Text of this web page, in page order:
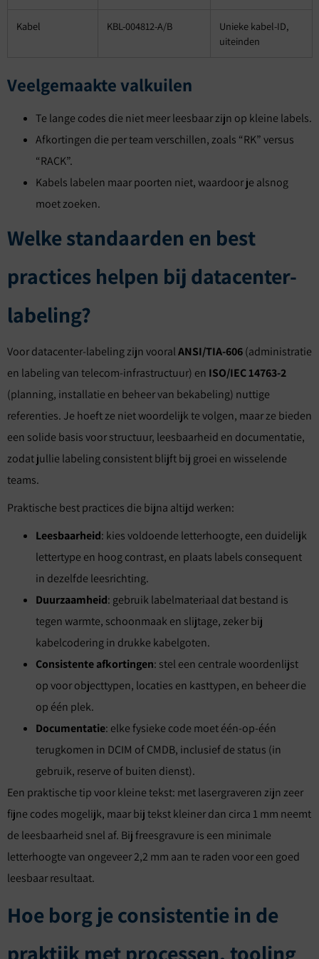
Kabel KBL-004812-A/B
Unieke kabel-ID,
uiteinden
Veelgemaakte valkuilen
Te lange codes die niet meer leesbaar zijn op kleine labels.
Afkortingen die per team verschillen, zoals “RK” versus
“RACK”.
Kabels labelen maar poorten niet, waardoor je alsnog
moet zoeken.
Welke standaarden en best
practices helpen bij datacenter-
labeling?
Voor datacenter-labeling zijn vooralANSI/TIA-606(administratie
en labeling van telecom-infrastructuur) en ISO/IEC 14763-2
(planning, installatie en beheer van bekabeling) nuttige
referenties. Je hoeft ze niet woordelijk te volgen, maar ze bieden
een solide basis voor structuur, leesbaarheid en documentatie,
zodat jullie labeling consistent blijft bij groei en wisselende
teams.
Praktische best practices die bijna altijd werken:
Leesbaarheid: kies voldoende letterhoogte, een duidelijk
lettertype en hoog contrast, en plaats labels consequent
in dezelfde leesrichting.
Duurzaamheid: gebruik labelmateriaal dat bestand is
tegen warmte, schoonmaak en slijtage, zeker bij
kabelcodering in drukke kabelgoten.
Consistente afkortingen: stel een centrale woordenlijst
op voor objecttypen, locaties en kasttypen, en beheer die
op één plek.
Documentatie: elke fysieke code moet één-op-één
terugkomen in DCIM of CMDB, inclusief de status (in
gebruik, reserve of buiten dienst).
Een praktische tip voor kleine tekst: met lasergraveren zijn zeer
fijne codes mogelijk, maar bij tekst kleiner dan circa 1 mm neemt
de leesbaarheid snel af. Bij freesgravure is een minimale
letterhoogte van ongeveer 2,2 mm aan te raden voor een goed
leesbaar resultaat.
Hoe borg je consistentie in de